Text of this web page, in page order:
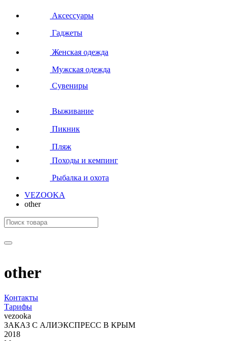
Аксессуары
Гаджеты
Женская одежда
Мужская одежда
Сувениры
Выживание
Пикник
Пляж
Походы и кемпинг
Рыбалка и охота
VEZOOKA
other
other
Контакты
Тарифы
vezooka
ЗАКАЗ С АЛИЭКСПРЕСС В КРЫМ
2018